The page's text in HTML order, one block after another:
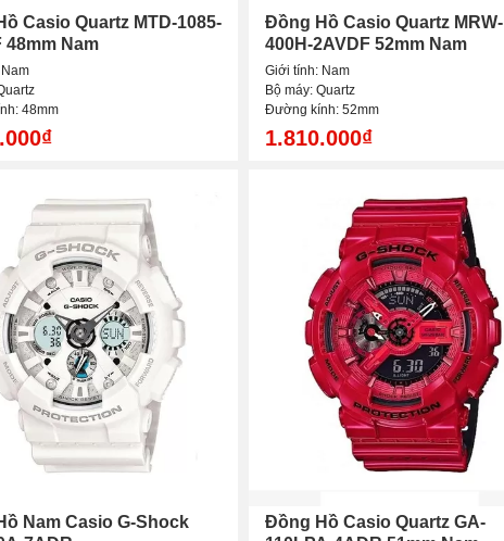
Casio Quartz MTD-1085-
48mm Nam
48mm
Đồng Hồ Casio Quartz MRW-
400H-2AVDF 52mm Nam
Giới tính: Nam
Bộ máy: Quartz
Đường kính: 52mm
1.810.000₫
Nam Casio G-Shock
Đồng Hồ Casio Quartz GA-